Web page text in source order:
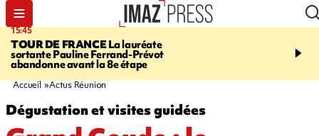
15:45
TOUR DE FRANCELa lauréate
sortante Pauline Ferrand-Prévot
abandonne avant la 8e étape
20:17
routière, concours de
Accueil Actus Réunion
Dégustation et visites guidées